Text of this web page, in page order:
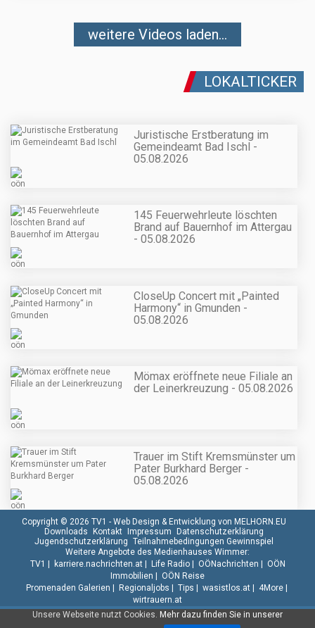
weitere Videos laden...
LOKALTICKER
Juristische Erstberatung im
Gemeindeamt Bad Ischl -
05.08.2026
145 Feuerwehrleute löschten
Brand auf Bauernhof im Attergau
- 05.08.2026
CloseUp Concert mit „Painted
Harmony“ in Gmunden -
05.08.2026
Mömax eröffnete neue Filiale an
der Leinerkreuzung - 05.08.2026
Trauer im Stift Kremsmünster um
Pater Burkhard Berger -
05.08.2026
Unsere Webseite nutzt Cookies. Mehr dazu finden Sie in unserer
Copyright © 2026 TV1 - Web Design & Entwicklung von MELHORN.EU
Downloads
Kontakt Impressum
Datenschutzerklärung
Jugendschutzerklärung Teilnahmebedingungen Gewinnspiel
Weitere Angebote des Medienhauses Wimmer:
TV1
karriere.nachrichten.at| Life Radio| OÖNachrichten
OÖN
Immobilien
OÖN Reise
Promenaden Galerien
Regionaljobs Tips wasistlos.at| 4More|
wirtrauern.at